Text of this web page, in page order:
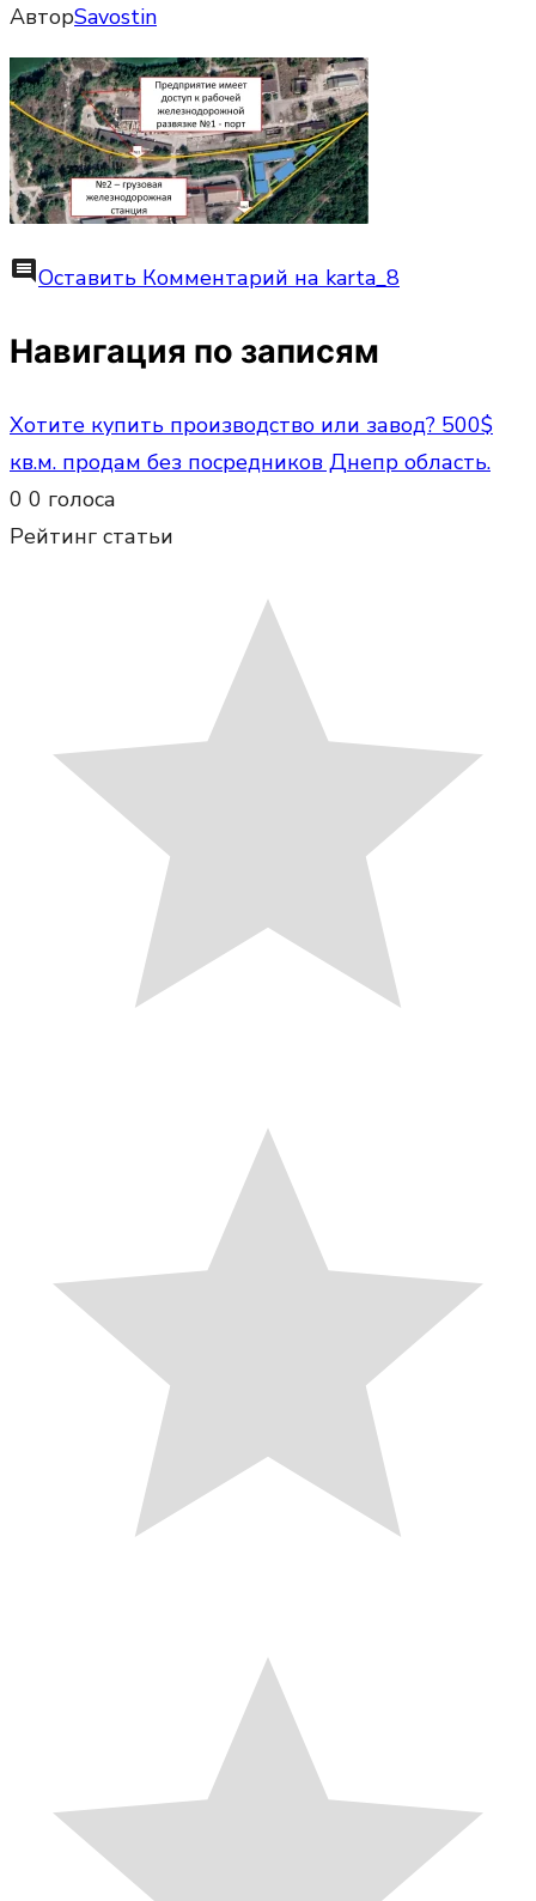
АвторSavostin
commentОставить Комментарий на karta_8
Навигация по записям
Хотите купить производство или завод? 500$
кв.м. продам без посредников Днепр область.
0 0 голоса
Рейтинг статьи